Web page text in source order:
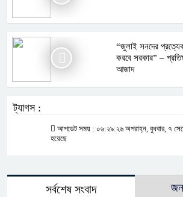
“জুলাই সনদের
করবে সরকার” –
আজাদ
ট্যাগস :
আপডেট সময় : ০৬:২৯:২৬ অপরাহ্ন, বুধবার, ৭
হয়েছে
সর্বশেষ সংবাদ